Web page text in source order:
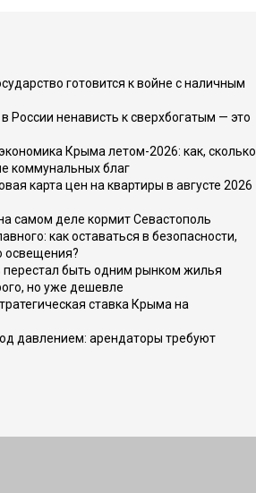
готовится к войне с наличным
России ненависть к сверхбогатым — это
Крыма летом-2026: как, сколько
коммунальных благ
карта цен на квартиры в августе 2026
самом деле кормит Севастополь
как оставаться в безопасности,
освещения?
перестал быть одним рынком жилья
но уже дешевле
ставка Крыма на
давлением: арендаторы требуют